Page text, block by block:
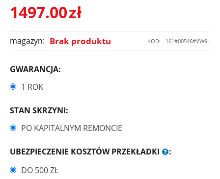
1497.00zł
KOD: 161#00546#VW9L
magazyn: Brak produktu
GWARANCJA:
1 ROK
STAN SKRZYNI:
PO KAPITALNYM REMONCIE
UBEZPIECZENIE KOSZTÓW PRZEKŁADKI
:
DO 500 ZŁ